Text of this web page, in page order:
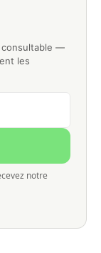
consultable —
les
notre